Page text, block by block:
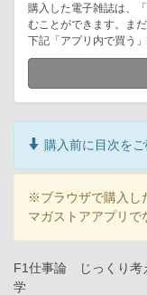
購入した電子雑誌は、
むことができます。ま
下記「アプリ内で買う
購入前に目次を
※ブラウザで購入し
マガストアアプリで
F1仕事論 じっくり考
学